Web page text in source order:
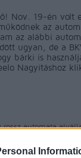
Nov. 19-én volt
az
az alábbi
ugyan, de a
bárki is
Nagyításhoz
rossz automata